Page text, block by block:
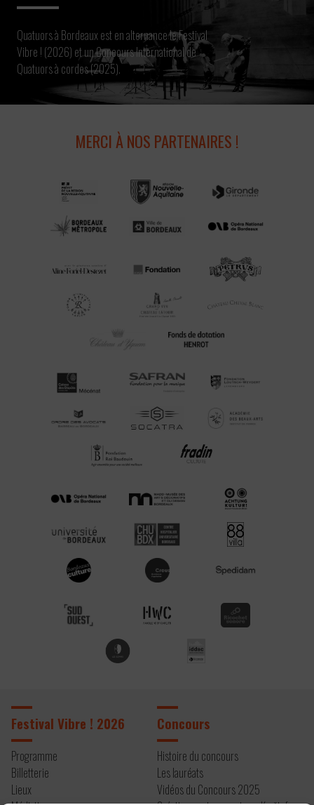
Quatuors à Bordeaux est en alternance le Festival
Vibre ! (2026) et un Concours International de
Quatuors à cordes (2025).
MERCI À NOS PARTENAIRES !
Festival Vibre ! 2026
Programme
Billetterie
Lieux
Concours
Histoire du concours
Les lauréats
Vidéos du Concours 2025